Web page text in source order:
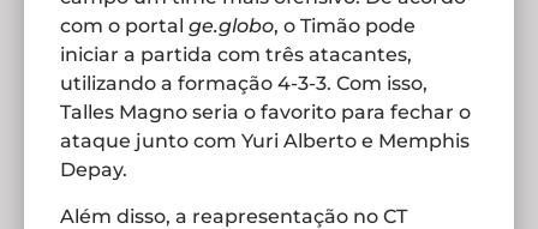
com o portal ge.globo, o Timão pode
iniciar a partida com três atacantes,
utilizando a formação 4-3-3. Com isso,
Talles Magno seria o favorito para fechar o
ataque junto com Yuri Alberto e Memphis
Depay.
Além disso, a reapresentação no CT